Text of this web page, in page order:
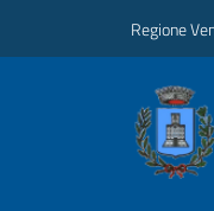
Regione